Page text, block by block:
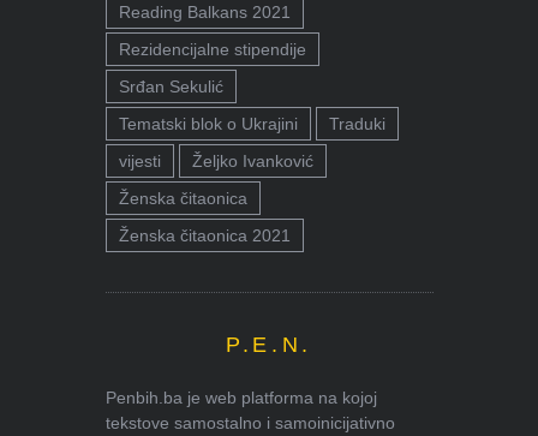
Reading Balkans 2021
Rezidencijalne stipendije
Srđan Sekulić
Tematski blok o Ukrajini
Traduki
vijesti
Željko Ivanković
Ženska čitaonica
Ženska čitaonica 2021
P.E.N.
Penbih.ba je web platforma na kojoj
tekstove samostalno i samoinicijativno